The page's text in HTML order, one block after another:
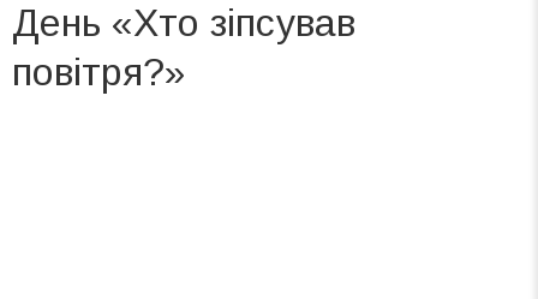
День «Хто зіпсував
повітря?»